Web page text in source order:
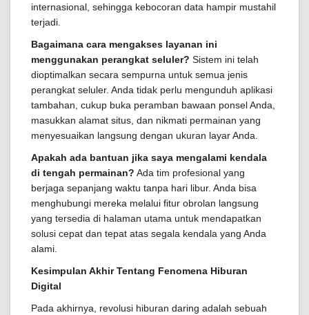
internasional, sehingga kebocoran data hampir mustahil
terjadi.
Bagaimana cara mengakses layanan ini
menggunakan perangkat seluler? Sistem ini telah
dioptimalkan secara sempurna untuk semua jenis
perangkat seluler. Anda tidak perlu mengunduh aplikasi
tambahan, cukup buka peramban bawaan ponsel Anda,
masukkan alamat situs, dan nikmati permainan yang
menyesuaikan langsung dengan ukuran layar Anda.
Apakah ada bantuan jika saya mengalami kendala
di tengah permainan? Ada tim profesional yang
berjaga sepanjang waktu tanpa hari libur. Anda bisa
menghubungi mereka melalui fitur obrolan langsung
yang tersedia di halaman utama untuk mendapatkan
solusi cepat dan tepat atas segala kendala yang Anda
alami.
Kesimpulan Akhir Tentang Fenomena Hiburan
Digital
Pada akhirnya, revolusi hiburan daring adalah sebuah